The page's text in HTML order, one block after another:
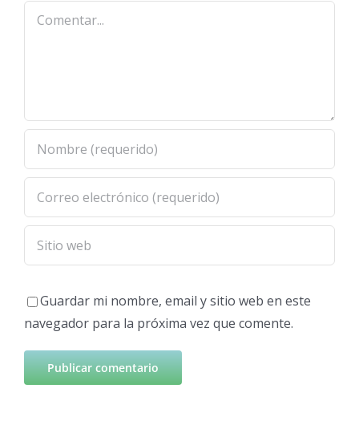
Comentar
Guardar mi nombre, email y sitio web en este
navegador para la próxima vez que comente.